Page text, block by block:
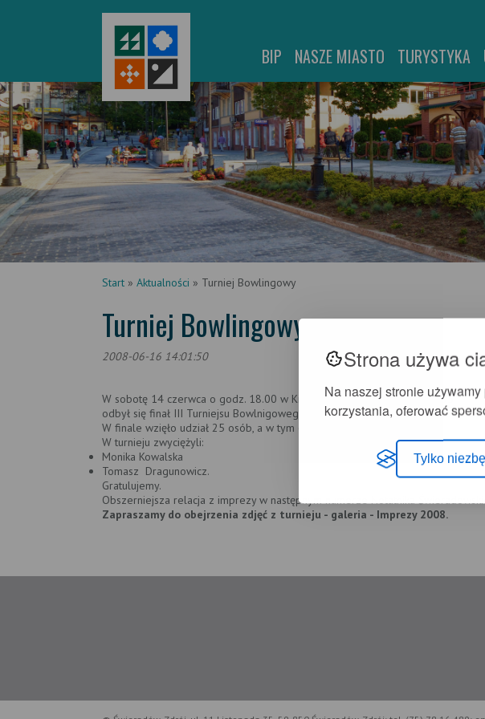
Strona używa
Na naszej stronie
korzystania, oferować
Tylko
BIP NASZE MIASTO TURYSTYKA
Start » Aktualności » Turniej Bowlingowy
Turniej Bowlingowy
2008-06-16 14:01:50
W sobotę 14 czerwca o godz. 18.00 w Kręgielni przy ul. 11 Listopada 35
odbył się finał III Turniejsu Bowlnigowego o Puchar Burmistrza Świeradowa-
W finale wzięło udział 25 osób, a w tym 6 kobiet.
W turnieju zwyciężyli:
Monika Kowalska
Tomasz Dragunowicz.
Gratulujemy.
Obszerniejsza relacja z imprezy w następnym numerze Notatnika
Zapraszamy do obejrzenia zdjęć z turnieju - galeria - Imprezy 2008.